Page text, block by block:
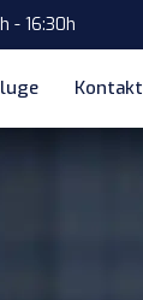
- 16:30h
Kontakt